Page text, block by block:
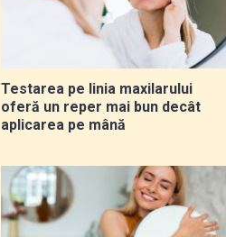
Testarea pe linia maxilarului
oferă un reper mai bun decât
aplicarea pe mână